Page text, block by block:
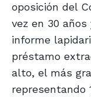
oposición del
vez en 30
informe
préstamo
alto, el más
representando